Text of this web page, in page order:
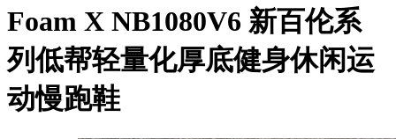
Foam X NB1080V6 新百伦系
列低帮轻量化厚底健身休闲运
动慢跑鞋